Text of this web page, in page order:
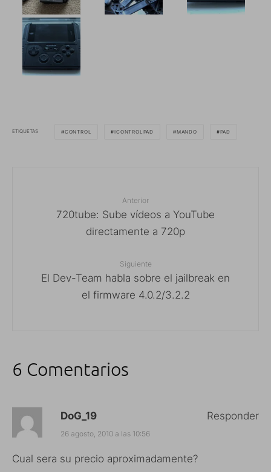
ETIQUETAS CONTROL ICONTROLPAD MANDO PAD
Anterior
720tube: Sube vídeos a YouTube
directamente a 720p
Siguiente
El Dev-Team habla sobre el jailbreak en
el firmware 4.0.2/3.2.2
6 Comentarios
DoG_19
26 agosto, 2010 a las 10:56
Cual sera su precio aproximadamente?
Responder